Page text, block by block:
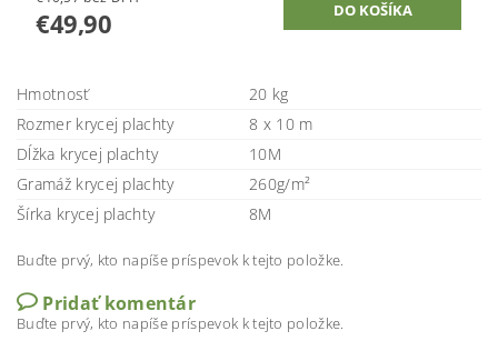
€49,90
Hmotnosť
20 kg
Rozmer krycej plachty
8 x 10 m
Dĺžka krycej plachty
10M
Gramáž krycej plachty
260g/m²
Šírka krycej plachty
8M
Buďte prvý, kto napíše príspevok k tejto položke.
Pridať komentár
Buďte prvý, kto napíše príspevok k tejto položke.